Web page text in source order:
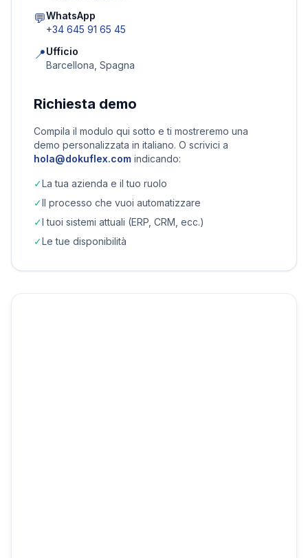
💬WhatsApp
+34 645 91 65 45
📍Ufficio
Barcellona, Spagna
Richiesta demo
Compila il modulo qui sotto e ti mostreremo una
demo personalizzata in italiano. O scrivici a
hola@dokuflex.com indicando:
✓La tua azienda e il tuo ruolo
✓Il processo che vuoi automatizzare
✓I tuoi sistemi attuali (ERP, CRM, ecc.)
✓Le tue disponibilità